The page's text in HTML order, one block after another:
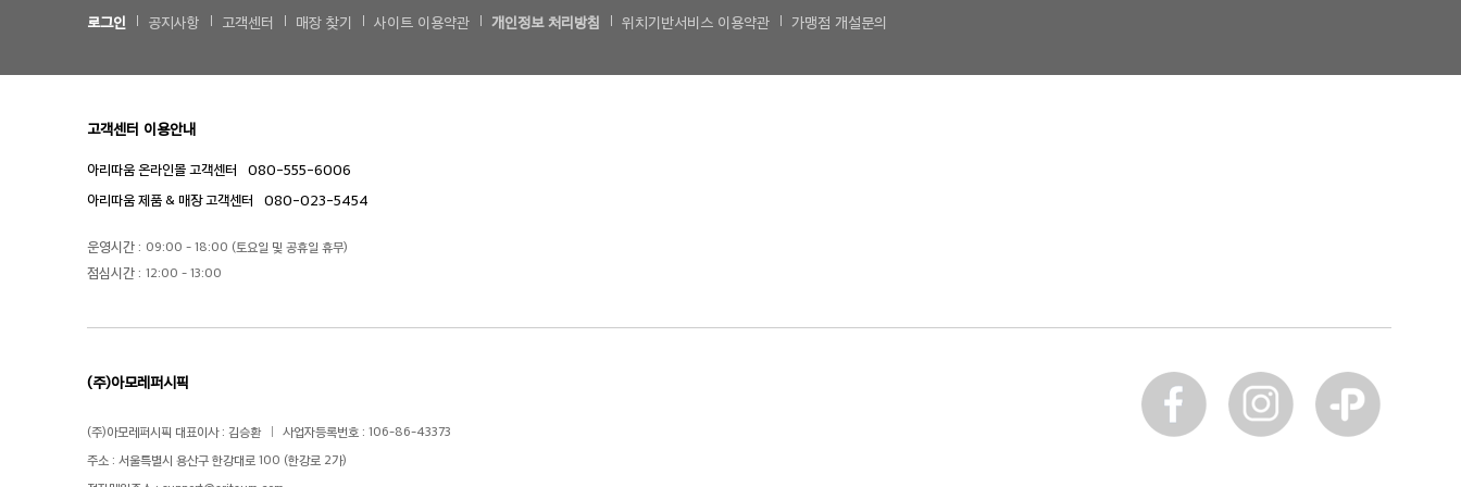
로그인 공지사항 고객센터 매장 찾기 사이트 이용약관 개인정보 처리방침 위치기반서비스 이용약관 가맹점 개설문의
고객센터 이용안내
아리따움 온라인몰 고객센터 080-555-6006
아리따움 제품 & 매장 고객센터 080-023-5454
운영시간 : 09:00 - 18:00 (토요일 및 공휴일 휴무)
점심시간 : 12:00 - 13:00
(주)아모레퍼시픽
(주)아모레퍼시픽 대표이사 : 김승환
사업자등록번호 : 106-86-43373
주소 : 서울특별시 용산구 한강대로 100 (한강로 2가)